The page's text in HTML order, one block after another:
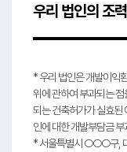
우리 법인의 조
* 우리 법인은 개발이익
위에 관하여 부과되는
되는 건축허가가 실효된
인에 대한 개발부담금
* 서울특별시 ○○○구, 대